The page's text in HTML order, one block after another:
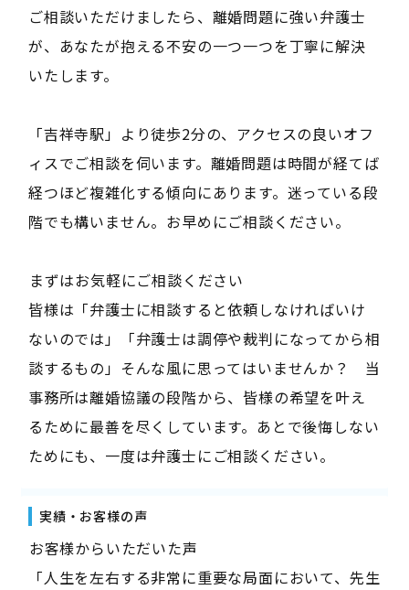
ご相談いただけましたら、離婚問題に強い弁護士
が、あなたが抱える不安の一つ一つを丁寧に解決
いたします。
「吉祥寺駅」より徒歩2分の、アクセスの良いオフ
ィスでご相談を伺います。離婚問題は時間が経てば
経つほど複雑化する傾向にあります。迷っている段
階でも構いません。お早めにご相談ください。
――まずはお気軽にご相談ください――
皆様は「弁護士に相談すると依頼しなければいけ
ないのでは」「弁護士は調停や裁判になってから相
談するもの」そんな風に思ってはいませんか？ 当
事務所は離婚協議の段階から、皆様の希望を叶え
るために最善を尽くしています。あとで後悔しない
ためにも、一度は弁護士にご相談ください。
実績・お客様の声
――お客様からいただいた声――
「人生を左右する非常に重要な局面において、先生